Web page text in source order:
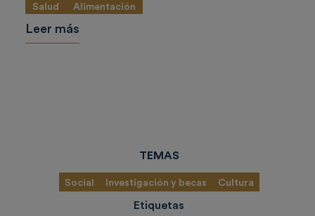
Salud Alimentación
Leer más
TEMAS
Social Investigación y becas Cultura
Etiquetas